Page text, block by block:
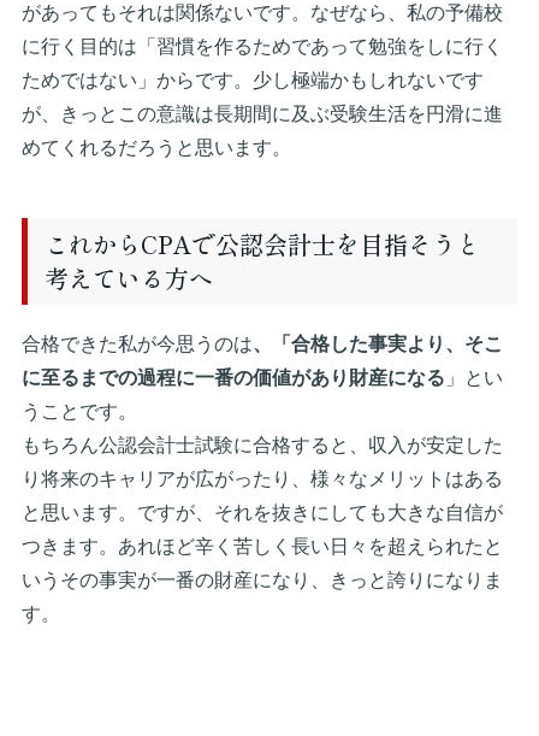
があってもそれは関係ないです。なぜなら、私の予備校
に行く目的は「習慣を作るためであって勉強をしに行く
ためではない」からです。少し極端かもしれないです
が、きっとこの意識は長期間に及ぶ受験生活を円滑に進
めてくれるだろうと思います。
これからCPAで公認会計士を目指そうと
考えている方へ
合格できた私が今思うのは、「合格した事実より、そこ
に至るまでの過程に一番の価値があり財産になる 」とい
うことです。
もちろん公認会計士試験に合格すると、収入が安定した
り将来のキャリアが広がったり、様々なメリットはある
と思います。ですが、それを抜きにしても大きな自信が
つきます。あれほど辛く苦しく長い日々を超えられたと
いうその事実が一番の財産になり、きっと誇りになりま
す。